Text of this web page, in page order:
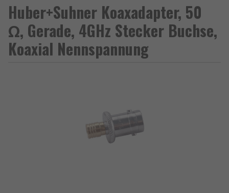
Huber+Suhner Koaxadapter, 50
Ω, Gerade, 4GHz Stecker Buchse,
Koaxial Nennspannung